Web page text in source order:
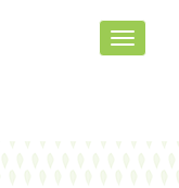
Toggle